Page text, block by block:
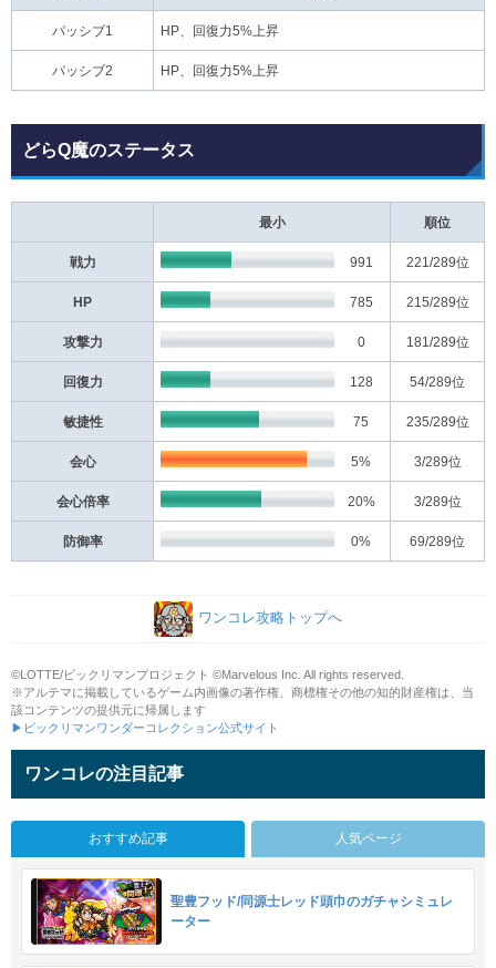
パッシブ1 HP、回復力5%上昇
パッシブ2 HP、回復力5%上昇
どらQ魔のステータス
最小 順位
戦力 991 221 /289位
HP 785 215/289位
攻撃力 0 181 /289位
回復力 128 54/289位
敏捷性 75 235/289位
会心 5% 3/289位
会心倍率 20% 3/289位
防御率 0% 69/289位
ワンコレ攻略トップへ
©LOTTE/ビックリマンプロジェクト ©Marvelous Inc. All rights reserved.
※アルテマに掲載しているゲーム内画像の著作権、商標権その他の知的財産権は、当
該コンテンツの提供元に帰属します
▶ビックリマンワンダーコレクション公式サイト
ワンコレの注目記事
おすすめ記事 人気ページ
聖豊フッド/同源士レッド頭巾のガチャシミュレ
ーター